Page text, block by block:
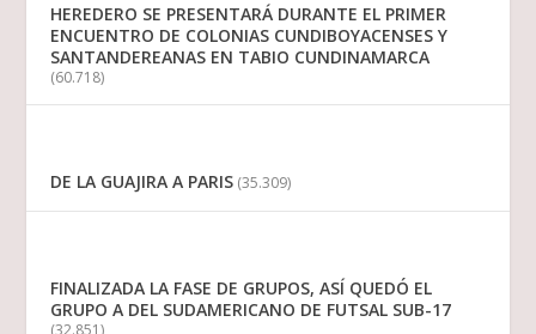
HEREDERO SE PRESENTARÁ DURANTE EL PRIMER
ENCUENTRO DE COLONIAS CUNDIBOYACENSES Y
SANTANDEREANAS EN TABIO CUNDINAMARCA
(60.718)
DE LA GUAJIRA A PARIS (35.309)
FINALIZADA LA FASE DE GRUPOS, ASÍ QUEDÓ EL
GRUPO A DEL SUDAMERICANO DE FUTSAL SUB-17
(32.851)